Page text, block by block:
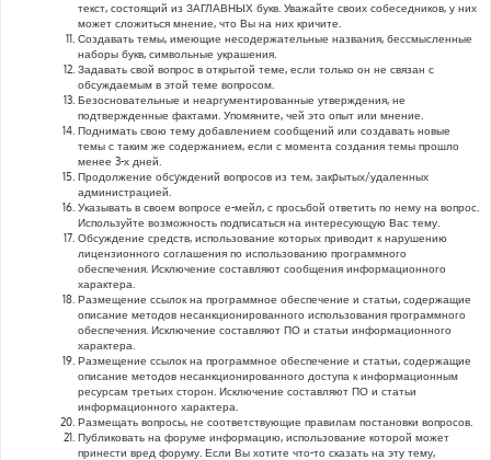
текст, состоящий из ЗАГЛАВНЫХ букв. Уважайте своих собеседников, у них
может сложиться мнение, что Вы на них кричите.
Создавать темы, имеющие несодержательные названия, бессмысленные
наборы букв, символьные украшения.
Задавать свой вопрос в открытой теме, если только он не связан с
обсуждаемым в этой теме вопросом.
Безосновательные и неаргументированные утверждения, не
подтвержденные фактами. Упомяните, чей это опыт или мнение.
Поднимать свою тему добавлением сообщений или создавать новые
темы с таким же содержанием, если с момента создания темы прошло
менее 3-х дней.
Продолжение обсyждений вопросов из тем, закpытых/удаленных
администрацией.
Указывать в своем вопросе е-мейл, с просьбой ответить по нему на вопрос.
Используйте возможность подписаться на интересующую Вас тему.
Обсуждение средств, использование которых приводит к нарушению
лицензионного соглашения по использованию программного
обеспечения. Исключение составляют сообщения информационного
характера.
Размещение ссылок на программное обеспечение и статьи, содержащие
описание методов несанкционированного использования программного
обеспечения. Исключение составляют ПО и статьи информационного
характера.
Размещение ссылок на программное обеспечение и статьи, содержащие
описание методов несанкционированного доступа к информационным
ресурсам третьих сторон. Исключение составляют ПО и статьи
информационного характера.
Размещать вопросы, не соответствующие правилам постановки вопросов.
Публиковать на форуме информацию, использование которой может
принести вред форуму. Если Вы хотите что-то сказать на эту тему,